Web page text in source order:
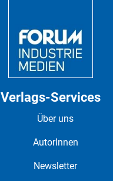
Verlags-Services
Über uns
AutorInnen
Newsletter